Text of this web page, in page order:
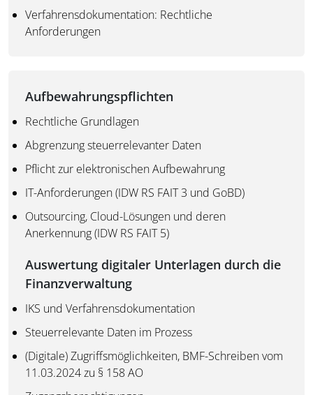
Verfahrensdokumentation: Rechtliche
Anforderungen
Aufbewahrungspflichten
Rechtliche Grundlagen
Abgrenzung steuerrelevanter Daten
Pflicht zur elektronischen Aufbewahrung
IT-Anforderungen (IDW RS FAIT 3 und GoBD)
Outsourcing, Cloud-Lösungen und deren
Anerkennung (IDW RS FAIT 5)
Auswertung digitaler Unterlagen durch die
Finanzverwaltung
IKS und Verfahrensdokumentation
Steuerrelevante Daten im Prozess
(Digitale) Zugriffsmöglichkeiten, BMF-Schreiben vom
11.03.2024 zu § 158 AO